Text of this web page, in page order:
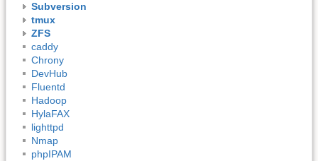
Subversion
tmux
ZFS
caddy
Chrony
DevHub
Fluentd
Hadoop
HylaFAX
lighttpd
Nmap
phpIPAM